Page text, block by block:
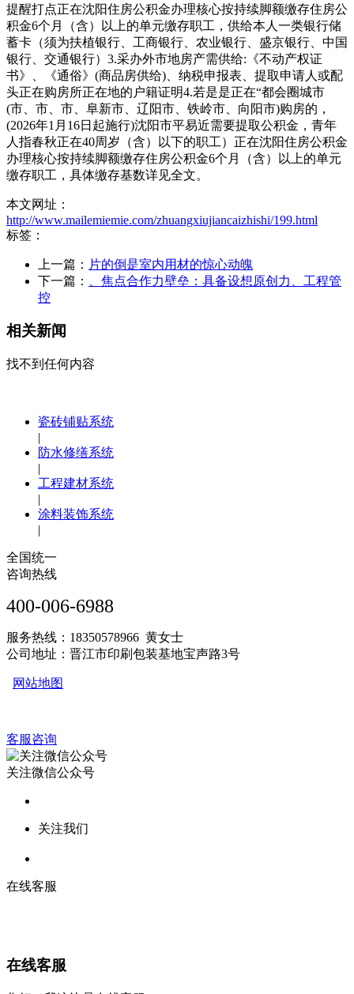
提醒打点正在沈阳住房公积金办理核心按持续脚额缴存住房公
积金6个月（含）以上的单元缴存职工，供给本人一类银行储
蓄卡（须为扶植银行、工商银行、农业银行、盛京银行、中国
银行、交通银行）3.采办外市地房产需供给:《不动产权证
书》、《通俗》(商品房供给)、纳税申报表、提取申请人或配
头正在购房所正在地的户籍证明4.若是是正在“都会圈城市
(市、市、市、阜新市、辽阳市、铁岭市、向阳市)购房的，
(2026年1月16日起施行)沈阳市平易近需要提取公积金，青年
人指春秋正在40周岁（含）以下的职工）正在沈阳住房公积金
办理核心按持续脚额缴存住房公积金6个月（含）以上的单元
缴存职工，具体缴存基数详见全文。
本文网址：
http://www.mailemiemie.com/zhuangxiujiancaizhishi/199.html
标签：
上一篇： 片的倒是室内用材的惊心动魄
下一篇：
、焦点合作力壁垒：具备设想原创力、工程管
控
相关新闻
找不到任何内容
瓷砖铺贴系统
|
防水修缮系统
|
工程建材系统
|
涂料装饰系统
|
全国统一
咨询热线
400-006-6988
服务热线：18350578966 黄女士
公司地址：晋江市印刷包装基地宝声路3号
网站地图
客服咨询
关注微信公众号
关注我们
在线客服
在线客服